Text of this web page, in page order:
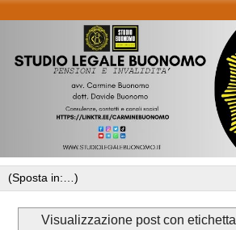
Visualizzazione post con etichetta